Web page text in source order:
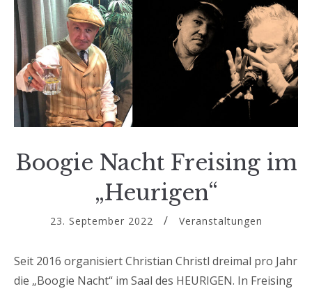
Boogie Nacht Freising im
„Heurigen“
23. September 2022 Veranstaltungen
Seit 2016 organisiert Christian Christl dreimal pro Jahr
die „Boogie Nacht“ im Saal des HEURIGEN. In Freising